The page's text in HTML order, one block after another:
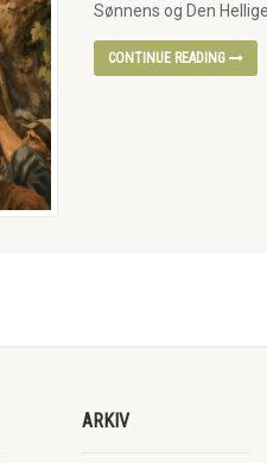
Sønnens og Den
CONTINUE READING
ARKIV